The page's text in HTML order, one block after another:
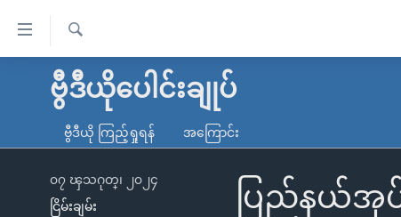
လွယ်ကူ
သည့်
မူလစာမျက်နှာ
ကမ္ဘာ့သတင်းများ
နိုင်ငံတကာ
အမေရိကန်
သတင်းလွတ်လပ်ခွင့်
ရှာဖွေ
ရ
ဗွီဒီယိုပေါင်းချုပ်
ဗွီဒီယို ကြည့်ရှုရန် အကြောင်း
ပြည်နယ်အု
၀၇ ၾသဂုတ္၊ ၂၀၂၄
ငြိမ်းချမ်း